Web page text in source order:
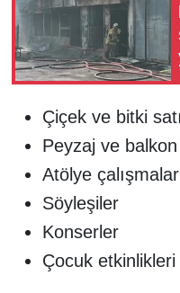
Çiçek ve bitki
Peyzaj ve
Atölye
Söyleşiler
Konserler
Çocuk etkinlikleri